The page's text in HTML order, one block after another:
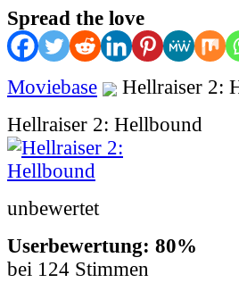
Spread the love
Moviebase
Hellraiser 2:
Hellraiser 2: Hellbound
unbewertet
Userbewertung: 80%
bei 124 Stimmen